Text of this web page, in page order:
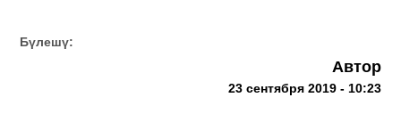
Бүлешү:
Автор
23 сентября 2019 - 10:23